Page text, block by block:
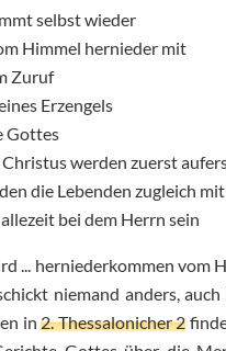
selbst wieder
Himmel hernieder mit
Zuruf
Erzengels
Gottes
werden zuerst
die Lebenden zugleich
bei dem Herrn sein
... herniederkommen vom
niemand anders,
in2. Thessalonicher 2